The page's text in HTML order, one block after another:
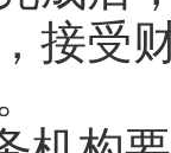
接受